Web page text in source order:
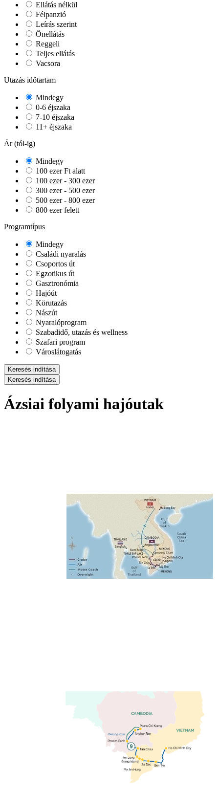
Ellátás nélkül
Félpanzió
Leírás szerint
Önellátás
Reggeli
Teljes ellátás
Vacsora
Utazás időtartam
Mindegy
0-6 éjszaka
7-10 éjszaka
11+ éjszaka
Ár (tól-ig)
Mindegy
100 ezer Ft alatt
100 ezer - 300 ezer
300 ezer - 500 ezer
500 ezer - 800 ezer
800 ezer felett
Programtípus
Mindegy
Családi nyaralás
Csoportos út
Egzotikus út
Gasztronómia
Hajóút
Körutazás
Nászút
Nyaralóprogram
Szabadidő, utazás és wellness
Szafari program
Városlátogatás
Keresés indítása
Keresés indítása
Ázsiai folyami hajóutak